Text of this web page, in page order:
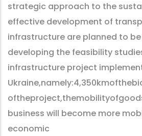
strategic approach to the
effective development of
infrastructure are planned to
developing the feasibility
infrastructure project
business will become more
economic